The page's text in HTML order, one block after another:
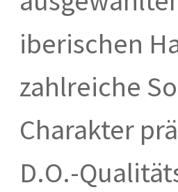
iberischen
zahlreiche
Charakter
D.O.-